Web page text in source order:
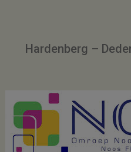
Hardenberg –